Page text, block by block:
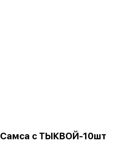
Самса с ТЫКВОЙ-10шт